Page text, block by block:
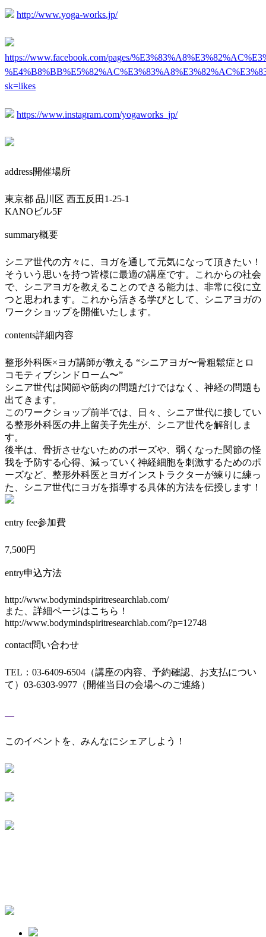
http://www.yoga-works.jp/
https://www.facebook.com/pages/
sk=likes
https://www.instagram.com/yogaworks_jp/
address開催場所
東京都 品川区 西五反田1-25-1
KANOビル5F
summary概要
シニア世代の方々に、ヨガを通して元気になって頂きたい！
そういう思いを持つ皆様に最適の講座です。これからの社会
で、シニアヨガを教えることのできる能力は、非常に役に立
つと思われます。これから活きる学びとして、シニアヨガの
ワークショップを開催いたします。
contents詳細内容
整形外科医×ヨガ講師が教える “シニアヨガ〜骨粗鬆症とロ
コモティブシンドローム〜”
シニア世代は関節や筋肉の問題だけではなく、神経の問題も
出てきます。
このワークショップ前半では、日々、シニア世代に接してい
る整形外科医の井上留美子先生が、シニア世代を解剖しま
す。
後半は、骨折させないためのポーズや、弱くなった関節の怪
我を予防する心得、減っていく神経細胞を刺激するためのポ
ーズなど、整形外科医とヨガインストラクターが練りに練っ
た、シニア世代にヨガを指導する具体的方法を伝授します！
entry fee参加費
7,500円
entry申込方法
http://www.bodymindspiritresearchlab.com/
また、詳細ページはこちら！
http://www.bodymindspiritresearchlab.com/?p=12748
contact問い合わせ
TEL：03-6409-6504（講座の内容、予約確認、お支払につい
て）03-6303-9977（開催当日の会場へのご連絡）
このイベントを、みんなにシェアしよう！